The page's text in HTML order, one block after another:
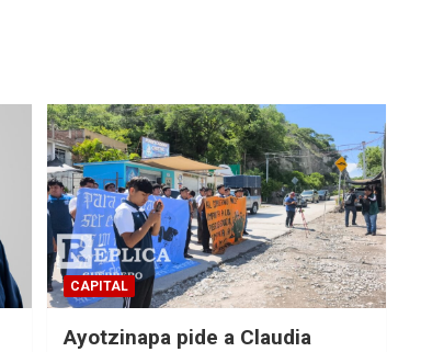
CAPITAL
Ayotzinapa pide a Claudia